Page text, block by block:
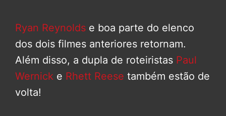
Ryan Reynolds e boa parte do elenco
dos dois filmes anteriores retornam.
Além disso, a dupla de roteiristas Paul
Wernick e Rhett Reese também estão de
volta!